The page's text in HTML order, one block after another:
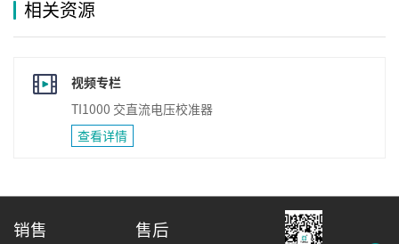
相关资源
视频专栏
TI1000 交直流电压校准器
查看详情
销售 售后